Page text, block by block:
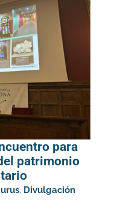
para
patrimonio
, Divulgación